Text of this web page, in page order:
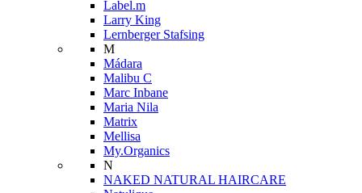
Label.m
Larry King
Lernberger Stafsing
M
Mádara
Malibu C
Marc Inbane
Maria Nila
Matrix
Mellisa
My.Organics
N
NAKED NATURAL HAIRCARE